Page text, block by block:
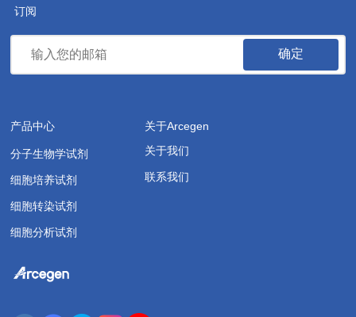
订阅
确定
产品中心
分子生物学试剂
细胞培养试剂
细胞转染试剂
细胞分析试剂
关于Arcegen
关于我们
联系我们